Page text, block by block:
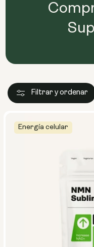
Filtrar y ordenar
Energía celular